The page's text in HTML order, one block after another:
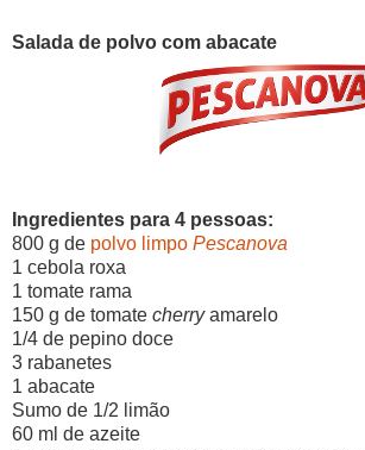
Salada de polvo com abacate
Ingredientes para 4 pessoas:
800 g de polvo limpo Pescanova
1 cebola roxa
1 tomate rama
150 g de tomate cherryamarelo
1/4 de pepino doce
3 rabanetes
1 abacate
Sumo de 1/2 limão
60 ml de azeite